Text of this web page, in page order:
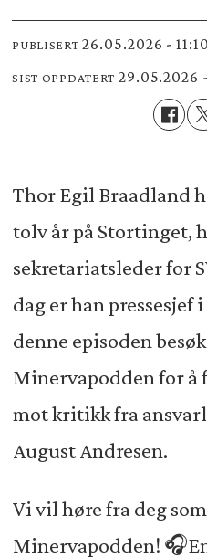
PUBLISERT 26.05.2026 - 11:10
SIST OPPDATERT 29.05.2026
Thor Egil Braadland
tolv år på Stortinget,
sekretariatsleder for
dag er han pressesjef
denne episoden
Minervapodden for å
mot kritikk fra
August Andresen.
Vi vil høre fra deg
Minervapodden!